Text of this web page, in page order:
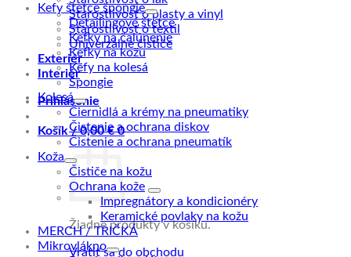
Starostlivosť o plasty a vinyl
Starostlivosť o textil
Univerzálne čističe
Exteriér
Interiér
Prihlásenie
Košík /0,00€ 0
Žiadne produkty v košíku.
Vrátiť sa do obchodu
Kefy štetce špongie
Detailingové štetce
Kefky na čalúnenie
Kefky na kožu
Kefy na kolesá
Špongie
Kolesá
Čiernidlá a krémy na pneumatiky
Čistenie a ochrana diskov
Čistenie a ochrana pneumatík
Koža
Čističe na kožu
Ochrana kože
Impregnátory a kondicionéry
Keramické povlaky na kožu
MERCH / TRIČKÁ
Mikrovlákno